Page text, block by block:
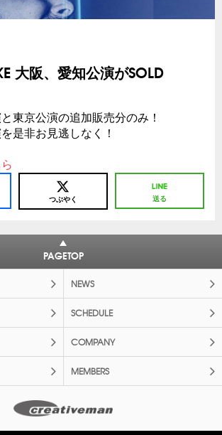
大阪、愛知公演がSOLD
東京公演の追加販売分のみ！
是非お見逃しなく！
つぶやく 送る
PAGETOP
NEWS
SCHEDULE
COMPANY
MEMBERS